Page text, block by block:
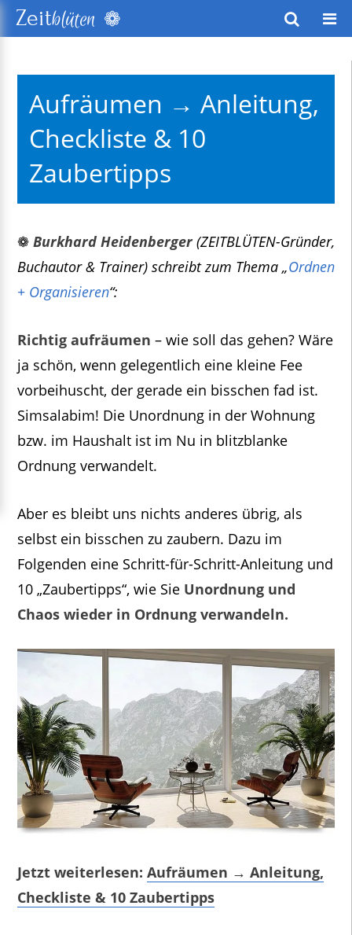
Zeitblüten ❁
Aufräumen → Anleitung,
Checkliste & 10
Zaubertipps
❁ Burkhard Heidenberger(ZEITBLÜTEN-Gründer,
Buchautor & Trainer) schreibt zum Thema „Ordnen
+ Organisieren“:
Richtig aufräumen – wie soll das gehen? Wäre
ja schön, wenn gelegentlich eine kleine Fee
vorbeihuscht, der gerade ein bisschen fad ist.
Simsalabim! Die Unordnung in der Wohnung
bzw. im Haushalt ist im Nu in blitzblanke
Ordnung verwandelt.
Aber es bleibt uns nichts anderes übrig, als
selbst ein bisschen zu zaubern. Dazu im
Folgenden eine Schritt-für-Schritt-Anleitung und
10 „Zaubertipps“, wie Sie Unordnung und
Chaos wieder in Ordnung verwandeln.
Jetzt weiterlesen: Aufräumen → Anleitung,
Checkliste & 10 Zaubertipps